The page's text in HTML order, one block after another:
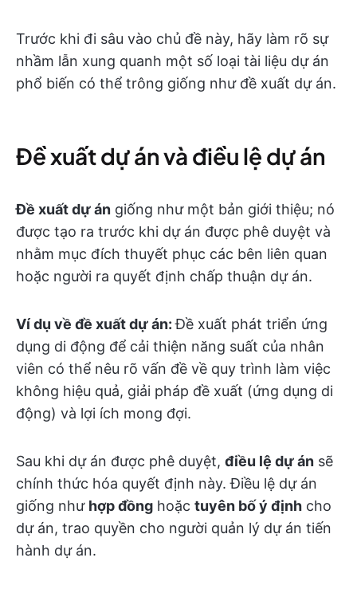
Trước khi đi sâu vào chủ đề này, hãy làm rõ sự
nhầm lẫn xung quanh một số loại tài liệu dự án
phổ biến có thể trông giống như đề xuất dự án.
Đề xuất dự án và điều lệ dự án
Đề xuất dự án giống như một bản giới thiệu; nó
được tạo ra trước khi dự án được phê duyệt và
nhằm mục đích thuyết phục các bên liên quan
hoặc người ra quyết định chấp thuận dự án.
Ví dụ về đề xuất dự án:Đề xuất phát triển ứng
dụng di động để cải thiện năng suất của nhân
viên có thể nêu rõ vấn đề về quy trình làm việc
không hiệu quả, giải pháp đề xuất (ứng dụng di
động) và lợi ích mong đợi.
Sau khi dự án được phê duyệt, điều lệ dự án sẽ
chính thức hóa quyết định này. Điều lệ dự án
giống như hợp đồng hoặc tuyên bố ý định cho
dự án, trao quyền cho người quản lý dự án tiến
hành dự án.